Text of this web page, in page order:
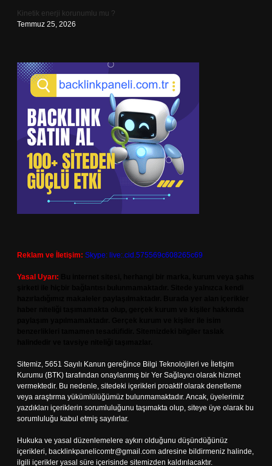
Kinetik enerji korunumlu mu ?
Temmuz 25, 2026
Reklam ve İletişim: Skype: live:.cid.575569c608265c69
Yasal Uyarı:
Sitemiz, 5651 Sayılı Kanun gereğince Bilgi Teknolojileri ve İletişim
Kurumu (BTK) tarafından onaylanmış bir Yer Sağlayıcı olarak hizmet
vermektedir. Bu nedenle, sitedeki içerikleri proaktif olarak denetleme
veya araştırma yükümlülüğümüz bulunmamaktadır. Ancak, üyelerimiz
yazdıkları içeriklerin sorumluluğunu taşımakta olup, siteye üye olarak bu
sorumluluğu kabul etmiş sayılırlar.
Hukuka ve yasal düzenlemelere aykırı olduğunu düşündüğünüz
içerikleri, backlinkpanelicomtr@gmail.com adresine bildirmeniz halinde,
ilgili içerikler yasal süre içerisinde sitemizden kaldırılacaktır.